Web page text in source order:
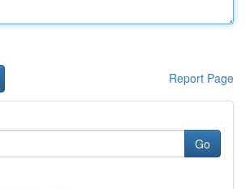
Report Page
Go